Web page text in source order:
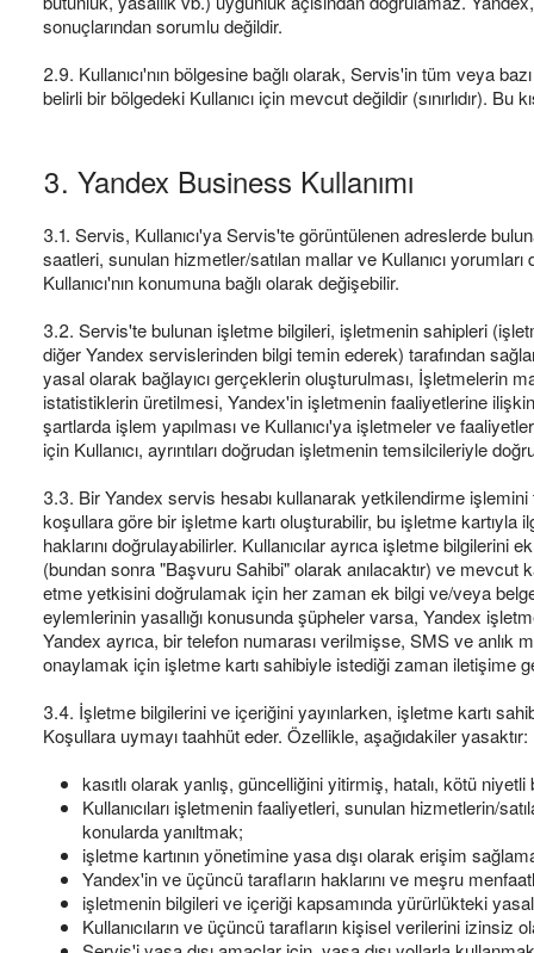
sonuçlarından sorumlu değildir.
2.9. Kullanıcı'nın bölgesine bağlı olarak, Servis'in tüm veya
belirli bir bölgedeki Kullanıcı için mevcut değildir (sınırlıdır).
3. Yandex Business Kullanımı
3.1. Servis, Kullanıcı'ya Servis'te görüntülenen adreslerde
saatleri, sunulan hizmetler/satılan mallar ve Kullanıcı
Kullanıcı'nın konumuna bağlı olarak değişebilir.
3.2. Servis'te bulunan işletme bilgileri, işletmenin sahipleri
diğer Yandex servislerinden bilgi temin ederek) tarafından
yasal olarak bağlayıcı gerçeklerin oluşturulması, İşletmelerin
istatistiklerin üretilmesi, Yandex'in işletmenin faaliyetlerine
şartlarda işlem yapılması ve Kullanıcı'ya işletmeler ve
için Kullanıcı, ayrıntıları doğrudan işletmenin temsilcileriyle
3.3. Bir Yandex servis hesabı kullanarak yetkilendirme işlemini
koşullara göre bir işletme kartı oluşturabilir, bu işletme kartıyla
haklarını doğrulayabilirler. Kullanıcılar ayrıca işletme
(bundan sonra "Başvuru Sahibi" olarak anılacaktır) ve
etme yetkisini doğrulamak için her zaman ek bilgi ve/veya
eylemlerinin yasallığı konusunda şüpheler varsa, Yandex
Yandex ayrıca, bir telefon numarası verilmişse, SMS ve anlık
onaylamak için işletme kartı sahibiyle istediği zaman iletişime
3.4. İşletme bilgilerini ve içeriğini yayınlarken, işletme kartı
Koşullara uymayı taahhüt eder. Özellikle, aşağıdakiler yasaktır:
kasıtlı olarak yanlış, güncelliğini yitirmiş, hatalı, kötü
Kullanıcıları işletmenin faaliyetleri, sunulan hizmetlerin/
konularda yanıltmak;
işletme kartının yönetimine yasa dışı olarak erişim
Yandex'in ve üçüncü tarafların haklarını ve meşru
işletmenin bilgileri ve içeriği kapsamında yürürlükteki
Kullanıcıların ve üçüncü tarafların kişisel verilerini izinsiz